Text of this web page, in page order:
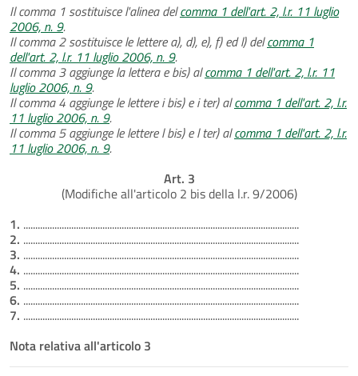
Il comma 1 sostituisce l'alinea delcomma 1 dell'art. 2, l.r. 11 luglio
2006, n. 9.
Il comma 2 sostituisce le lettere a), d), e), f) ed l) delcomma 1
dell'art. 2, l.r. 11 luglio 2006, n. 9.
Il comma 3 aggiunge la lettera e bis) alcomma 1 dell'art. 2, l.r. 11
luglio 2006, n. 9.
Il comma 4 aggiunge le lettere i bis) e i ter) alcomma 1 dell'art. 2, l.r.
11 luglio 2006, n. 9.
Il comma 5 aggiunge le lettere l bis) e l ter) alcomma 1 dell'art. 2, l.r.
11 luglio 2006, n. 9.
Art. 3
(Modifiche all'articolo 2 bis della l.r. 9/2006)
1. ...................................................................................................................
2. ...................................................................................................................
3. ...................................................................................................................
4. ...................................................................................................................
5. ...................................................................................................................
6. ...................................................................................................................
7. ...................................................................................................................
Nota relativa all'articolo 3